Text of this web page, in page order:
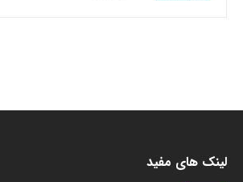
لینک های مفید